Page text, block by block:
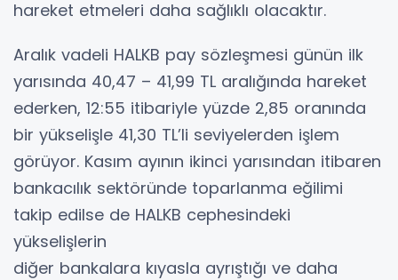
hareket etmeleri daha sağlıklı olacaktır.
Aralık vadeli HALKB pay sözleşmesi günün ilk
yarısında 40,47 – 41,99 TL aralığında hareket
ederken, 12:55 itibariyle yüzde 2,85 oranında
bir yükselişle 41,30 TL’li seviyelerden işlem
görüyor. Kasım ayının ikinci yarısından itibaren
bankacılık sektöründe toparlanma eğilimi
takip edilse de HALKB cephesindeki
yükselişlerin
diğer bankalara kıyasla ayrıştığı ve daha